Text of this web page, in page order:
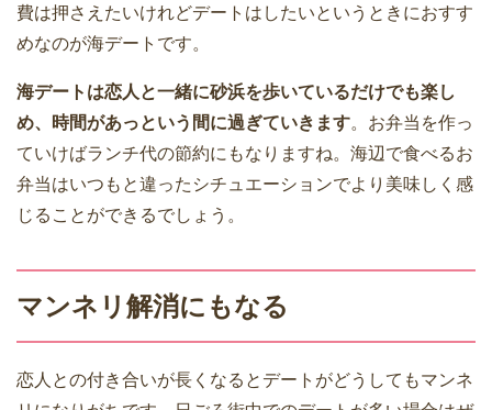
費は押さえたいけれどデートはしたいというときにおすす
めなのが海デートです。
海デートは恋人と一緒に砂浜を歩いているだけでも楽し
め、時間があっという間に過ぎていきます。お弁当を作っ
ていけばランチ代の節約にもなりますね。海辺で食べるお
弁当はいつもと違ったシチュエーションでより美味しく感
じることができるでしょう。
マンネリ解消にもなる
恋人との付き合いが長くなるとデートがどうしてもマンネ